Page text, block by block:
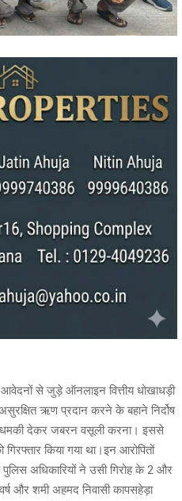
से जुड़े ऑनलाइन वित्तीय धोखाधड़ी
ऋण प्रदान करने के बहाने निर्दोष
धमकी देकर जबरन वसूली करना। इससे
किया गया था।इन आरोपितों
अधिकारियों ने उसी गिरोह के 2 और
और शमी अहमद निवासी कापसहेड़ा